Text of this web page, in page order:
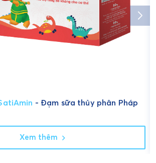
- Đạm sữa thủy phân Pháp
Xem thêm